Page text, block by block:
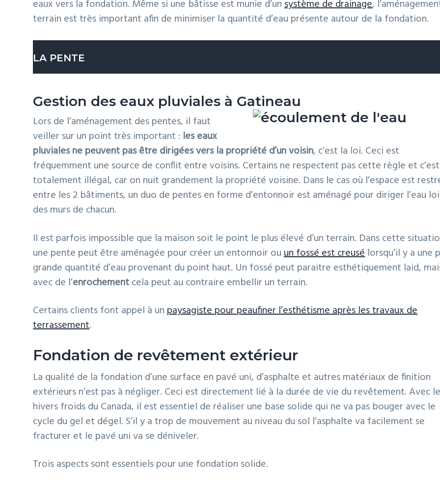
eaux vers la fondation. Même si une bâtisse est munie d’unsystème de drainage,
terrain est très important afin de minimiser la quantité d’eau présente autour de la fondation.
LA PENTE
Il ne faut pas attendre d’avoir un problème avant de corriger une pente négative. Un mur de
fondation exposé à une grande quantité d’eau va se dégrader très rapidement. Un simple
terrassement permet de prévenir ladétérioration d’une fondation
des problèmes d’infiltration, il est conseillé de réparer/ étanchéiser avant de niveler le terrain.
réfection des pentes n’est pas une solution miracle, car l’eau s’infiltre tout de même dans le sol
pluie n’est pas la seule source d’eau menaçant un solage. Une réparation de qualité et un bon
de terrassement sont le duo idéal pour éliminer le problème. Pour un travail de qualité, il faut
bon opérateur de pelle mécanique
qui soit en mesure de façonner le terrain avec minutie. Un
Voici un terrain aménagé avec des pentes positives:
Gestion des eaux pluviales à Gatineau
Lors de l’aménagement des pentes, il faut
veiller sur un point très important : les eaux
pluviales ne peuvent pas être dirigées vers la propriété d’un voisin, c’est la loi. Ceci est
fréquemment une source de conflit entre voisins. Certains ne respectent pas cette règle et c’est
totalement illégal, car on nuit grandement la propriété voisine. Dans le cas où l’espace est
entre les 2 bâtiments, un duo de pentes en forme d’entonnoir est aménagé pour diriger l’eau
des murs de chacun.
Il est parfois impossible que la maison soit le point le plus élevé d’un terrain. Dans cette
une pente peut être aménagée pour créer un entonnoir ouun fossé est creusélorsqu’il y a une
grande quantité d’eau provenant du point haut. Un fossé peut paraitre esthétiquement laid,
avec de l’enrochementcela peut au contraire embellir un terrain.
Certains clients font appel à un paysagiste pour peaufiner l’esthétisme après les travaux de
terrassement.
Fondation de revêtement extérieur
La qualité de la fondation d’une surface en pavé uni, d’asphalte et autres matériaux de finition
extérieurs n’est pas à négliger. Ceci est directement lié à la durée de vie du revêtement. Avec
hivers froids du Canada, il est essentiel de réaliser une base solide qui ne va pas bouger avec le
cycle du gel et dégel. S’il y a trop de mouvement au niveau du sol l’asphalte va facilement se
fracturer et le pavé uni va se déniveler.
Trois aspects sont essentiels pour une fondation solide.